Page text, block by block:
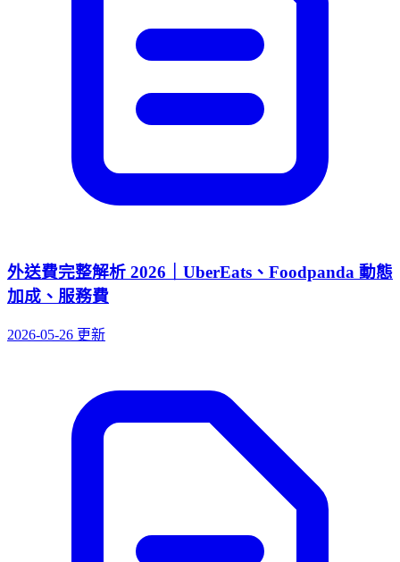
外送費完整解析 2026｜UberEats、Foodpanda 動態
加成、服務費
2026-05-26 更新